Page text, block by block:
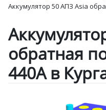
Аккумулятор 50 АПЗ Asia
обратная
440А в